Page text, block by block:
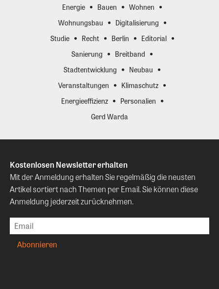
Energie Bauen
Wohnen
Wohnungsbau
Digitalisierung
Studie
Recht Berlin
Editorial
Sanierung
Breitband
Stadtentwicklung
Neubau
Veranstaltungen
Klimaschutz
Energieeffizienz
Personalien
Gerd Warda
Kostenlosen Newsletter erhalten
Mit der Anmeldung erhalten Sie regelmäßig die neusten
Artikel sortiert nach Themen per Email. Sie können diese
Anmeldung jederzeit zurücknehmen.